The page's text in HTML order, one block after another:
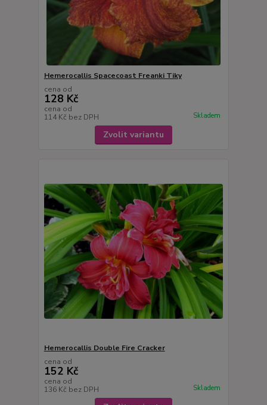
Hemerocallis Spacecoast Freanki Tiky
cena od
128 Kč
cena od
114 Kč bez DPH Skladem
Zvolit variantu
Hemerocallis Double Fire Cracker
cena od
152 Kč
cena od
136 Kč bez DPH Skladem